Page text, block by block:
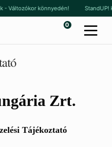
könnyedén! StandUP!
0
Zrt.
Tájékoztató